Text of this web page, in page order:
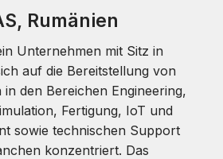
Rumänien
Unternehmen mit Sitz in
auf die Bereitstellung von
den Bereichen Engineering,
Fertigung, IoT und
sowie technischen Support
konzentriert. Das